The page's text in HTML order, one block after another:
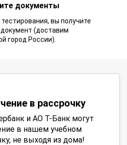
документы
тестирования, вы получите
(доставим
город России).
в рассрочку
и АО Т-Банк могут
в нашем учебном
не выходя из дома!